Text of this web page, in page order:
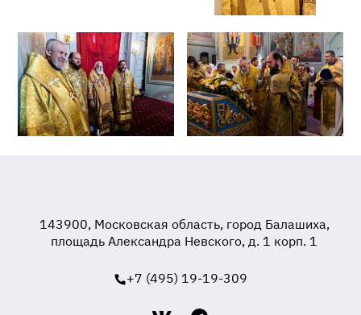
143900, Московская область, город Балашиха,
площадь Александра Невского, д. 1 корп. 1
+7 (495) 19-19-309